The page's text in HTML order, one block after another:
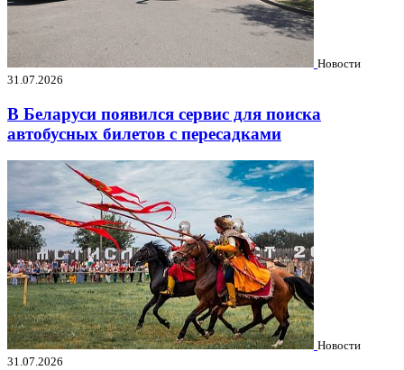
Новости
31.07.2026
В Беларуси появился сервис для поиска
автобусных билетов с пересадками
Новости
31.07.2026